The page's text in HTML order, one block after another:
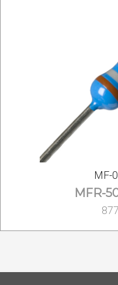
MF-
MFR-